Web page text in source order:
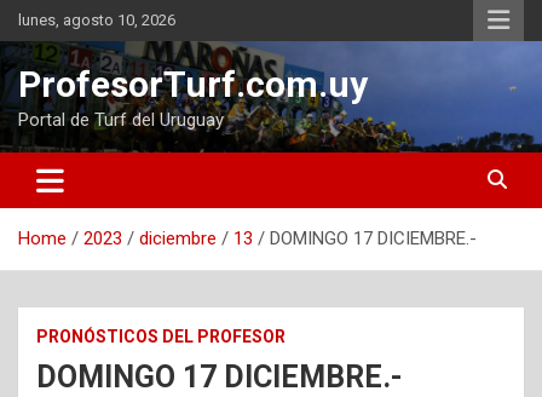
Skip
to
content
lunes, agosto 10, 2026
ProfesorTurf.com.uy
Portal de Turf del Uruguay
Home 2023 diciembre 13 DOMINGO 17 DICIEMBRE.-
PRONÓSTICOS DEL PROFESOR
DOMINGO 17 DICIEMBRE.-